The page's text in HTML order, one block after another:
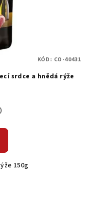
srdce a hnědá rýže
150g
KÓD: CO-40431